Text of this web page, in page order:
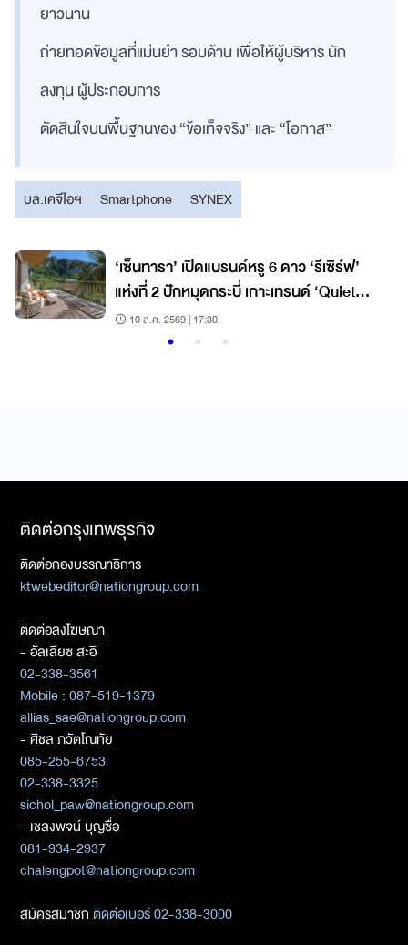
ยาวนาน
ถ่ายทอดข้อมูลที่แม่นยำ รอบด้าน เพื่อให้ผู้บริหาร นัก
ลงทุน ผู้ประกอบการ
ตัดสินใจบนพื้นฐานของ “ข้อเท็จจริง” และ “โอกาส”
บล.เคจีไอฯ Smartphone SYNEX
‘เซ็นทารา’ เปิดแบรนด์หรู 6 ดาว ‘รีเซิร์ฟ’
แห่งที่ 2 ปักหมุดกระบี่ เกาะเทรนด์ ‘Quiet
Luxury’ โตแรง
10 ส.ค. 2569 | 17:30
ติดต่อกรุงเทพธุรกิจ
ติดต่อกองบรรณาธิการ
ktwebeditor@nationgroup.com
ติดต่อลงโฆษณา
- อัลเลียซ สะอิ
02-338-3561
Mobile : 087-519-1379
allias_sae@nationgroup.com
- ศิชล ภวัตโณทัย
085-255-6753
02-338-3325
sichol_paw@nationgroup.com
- เชลงพจน์ บุญซื่อ
081-934-2937
chalengpot@nationgroup.com
สมัครสมาชิกติดต่อเบอร์ 02-338-3000